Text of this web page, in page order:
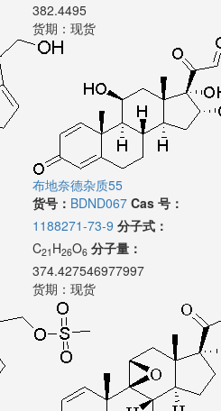
382.4495
货期： 现货
布地奈德杂质55
货号： BDND067 Cas 号：
1188271-73-9 分子式：
C21 H26O6 分子量：
374.427546977997
货期： 现货